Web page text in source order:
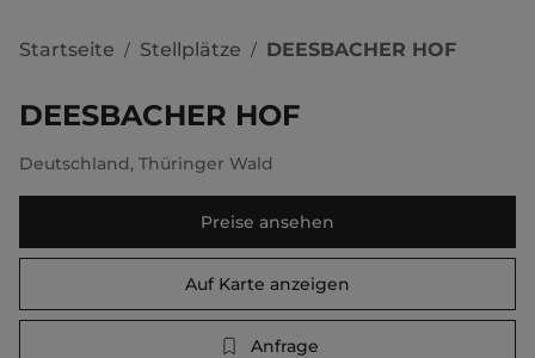
Startseite / Stellplätze / DEESBACHER HOF
DEESBACHER HOF
Deutschland, Thüringer Wald
Preise ansehen
Auf Karte anzeigen
Anfrage